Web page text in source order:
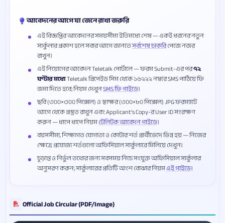
আবেদনের আগে যা জেনে রাখা জরুরি
এই বিজ্ঞপ্তির আবেদনের সময়সীমা ইতিমধ্যে শেষ — একই ধরনের নতুন
সার্কুলার প্রকাশ হলে সবার আগে জানতেসর্বশেষ চাকরিপেজে নজর
রাখুন।
এই নিয়োগের আবেদন Teletalk পোর্টালে — ফরম Submit-এর পর৭২
ঘণ্টার মধ্যেTeletalk প্রিপেইড সিম থেকে ১৬২২২ নম্বরে SMS পাঠিয়ে ফি
জমা দিতে হবে; নিয়ম দেখুনSMS ফি গাইডে।
ছবি (৩০০×৩০০ পিক্সেল) ও স্বাক্ষর (৩০০×৮০ পিক্সেল) JPG ফরম্যাটে
আগে থেকে প্রস্তুত রাখুন এবং Applicant’s Copy-র User ID সংরক্ষণ
করুন — ধাপে ধাপে নিয়মটেলিটক আবেদন গাইডে।
বয়সসীমা, শিক্ষাগত যোগ্যতা ও কোটার শর্ত প্রার্থীভেদে ভিন্ন হয় — নিজের
ক্ষেত্রে প্রযোজ্য শর্তগুলো অফিসিয়াল সার্কুলারে মিলিয়ে দেখুন।
চূড়ান্ত ও নির্ভুল তথ্যের জন্য সবসময় নিচে সংযুক্ত অফিসিয়াল সার্কুলার
অনুসরণ করুন; সার্কুলারের প্রতিটি অংশ বোঝার নিয়মএই গাইডে।
Official Job Circular (PDF/Image)